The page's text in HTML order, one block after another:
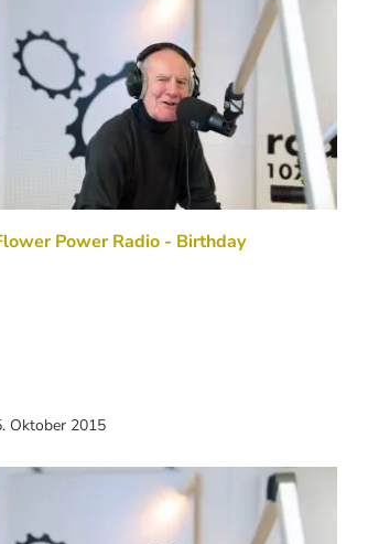
Power Radio - Birthday
Oktober 2015